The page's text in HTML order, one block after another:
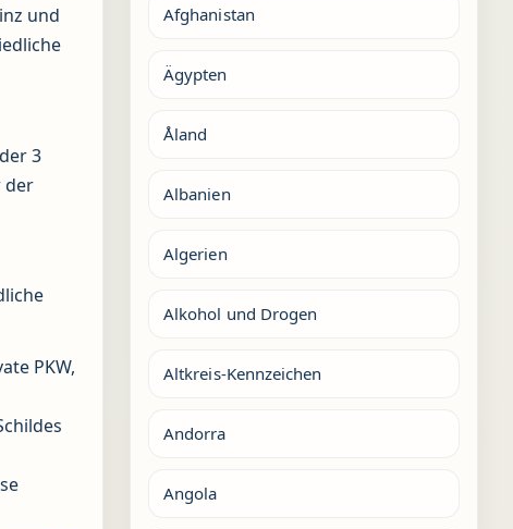
und
3
der
PKW,
Afghanistan
Ägypten
Åland
Albanien
Algerien
Alkohol und Drogen
Altkreis-Kennzeichen
Andorra
Angola